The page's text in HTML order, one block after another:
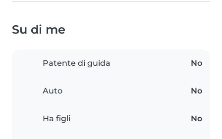
Su di me
Patente di guida No
Auto No
Ha figli No